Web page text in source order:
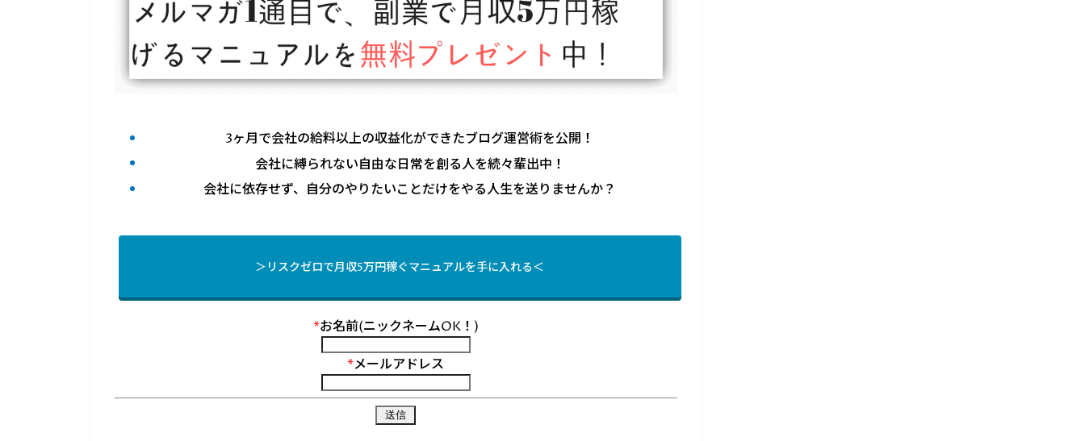
3ヶ月で会社の給料以上の収益化ができたブログ運営術を公開！
会社に縛られない自由な日常を創る人を続々輩出中！
会社に依存せず、自分のやりたいことだけをやる人生を送りませんか？
＞リスクゼロで月収5万円稼ぐマニュアルを手に入れる＜
*お名前(ニックネームOK！)
*メールアドレス